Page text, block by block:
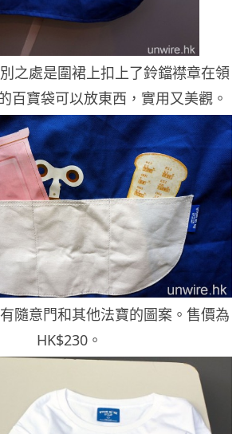
之處是圍裙上扣上了鈴鐺襟章在領
百寶袋可以放東西，實用又美觀。
隨意門和其他法寶的圖案。售價為
HK$230。